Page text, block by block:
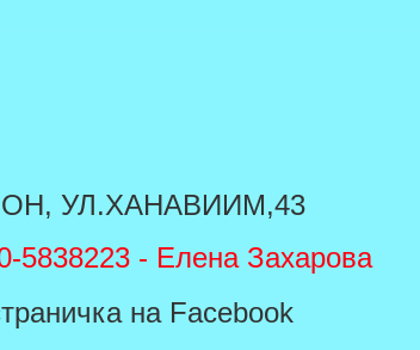
УЛ.ХАНАВИИМ,43
5838223 - Елена Захарова
на Facebook